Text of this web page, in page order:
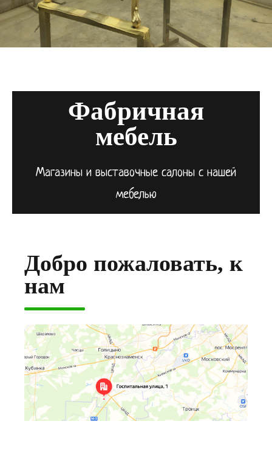
Фабричная
мебель
Магазины и выставочные салоны с нашей
мебелью
Добро пожаловать, к
нам